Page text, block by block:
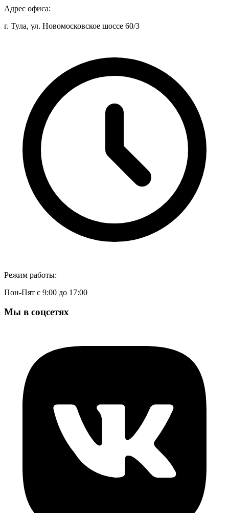
Адрес офиса:
г. Тула, ул. Новомосковское шоссе 60/3
Режим работы:
Пон-Пят с 9:00 до 17:00
Мы в соцсетях